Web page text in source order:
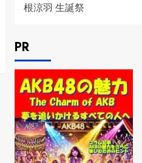
根涼羽 生誕祭
PR